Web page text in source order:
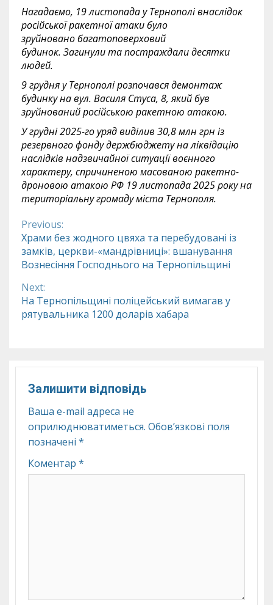
Нагадаємо, 19 листопада у Тернополі внаслідок
російської ракетної атаки було
зруйнованобагатоповерховий
будинок. Загинули та постраждали десятки
людей.
9 грудняу Тернополі розпочався демонтаж
будинку на вул. Василя Стуса, 8, який був
зруйнований російською ракетною атакою.
У грудні 2025-гоуряд виділив 30,8 млн грн із
резервного фонду держбюджету на ліквідацію
наслідків надзвичайної ситуації воєнного
характеру, спричиненою масованою ракетно-
дроновою атакою РФ 19 листопада 2025 року на
територіальну громаду міста Тернополя.
Continue
Reading
Previous:
Храми без жодного цвяха та перебудовані із
замків, церкви-«мандрівниці»: вшанування
Вознесіння Господнього на Тернопільщині
Next:
На Тернопільщині поліцейський вимагав у
рятувальника 1200 доларів хабара
Залишити відповідь
Ваша e-mail адреса не
оприлюднюватиметься. Обов’язкові поля
позначені *
Коментар *